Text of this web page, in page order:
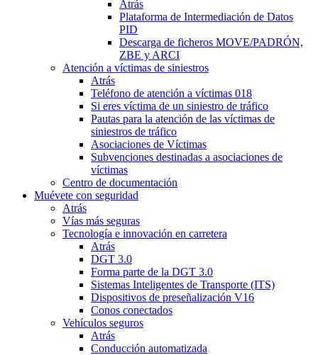
Atrás
Plataforma de Intermediación de Datos
PID
Descarga de ficheros MOVE/PADRÓN,
ZBE y ARCI
Atención a víctimas de siniestros
Atrás
Teléfono de atención a víctimas 018
Si eres víctima de un siniestro de tráfico
Pautas para la atención de las víctimas de
siniestros de tráfico
Asociaciones de Víctimas
Subvenciones destinadas a asociaciones de
víctimas
Centro de documentación
Muévete con seguridad
Atrás
Vías más seguras
Tecnología e innovación en carretera
Atrás
DGT 3.0
Forma parte de la DGT 3.0
Sistemas Inteligentes de Transporte (ITS)
Dispositivos de preseñalización V16
Conos conectados
Vehículos seguros
Atrás
Conducción automatizada